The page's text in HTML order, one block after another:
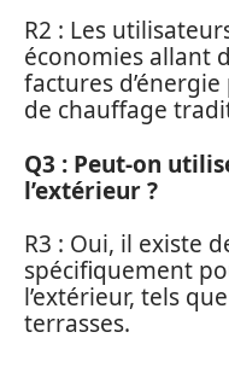
R2 : Les
économies allant
factures
de chauffage
Q3 : Peut-on
l’extérieur ?
R3 : Oui, il existe
spécifiquement
l’extérieur, tels
terrasses.